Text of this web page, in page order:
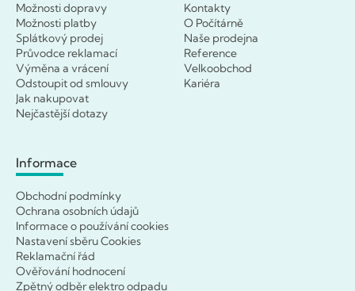
Možnosti dopravy
Možnosti platby
Splátkový prodej
Průvodce reklamací
Výměna a vrácení
Odstoupit od smlouvy
Jak nakupovat
Nejčastější dotazy
Kontakty
O Počítárně
Naše prodejna
Reference
Velkoobchod
Kariéra
Informace
Obchodní podmínky
Ochrana osobních údajů
Informace o používání cookies
Nastavení sběru Cookies
Reklamační řád
Ověřování hodnocení
Zpětný odběr elektro odpadu